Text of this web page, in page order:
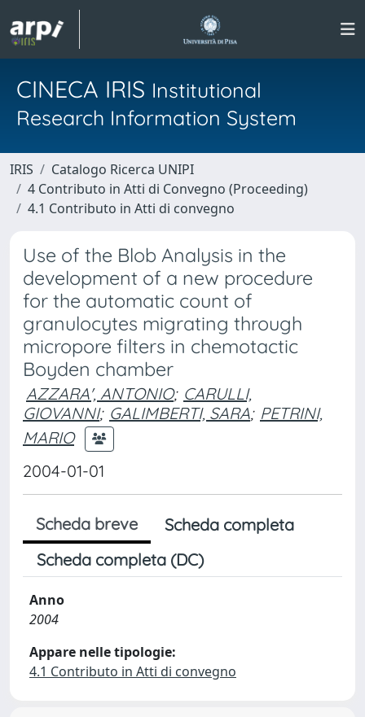
CINECA IRIS Institutional
Research Information System
IRIS
Catalogo Ricerca UNIPI
4 Contributo in Atti di Convegno (Proceeding)
4.1 Contributo in Atti di convegno
Use of the Blob Analysis in the
development of a new procedure
for the automatic count of
granulocytes migrating through
micropore filters in chemotactic
Boyden chamber
AZZARA', ANTONIO; CARULLI,
GIOVANNI; GALIMBERTI, SARA; PETRINI,
MARIO
2004-01-01
Scheda breve
Scheda completa
Scheda completa (DC)
Anno
2004
Appare nelle tipologie:
4.1 Contributo in Atti di convegno